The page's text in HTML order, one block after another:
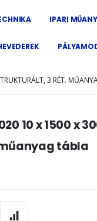
IPARI
3 RÉT.
10 x 1500 x
tábla